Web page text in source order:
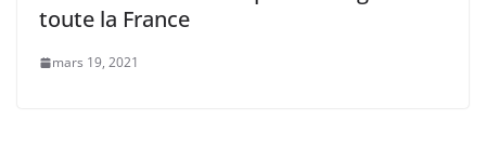
toute la France
mars 19, 2021